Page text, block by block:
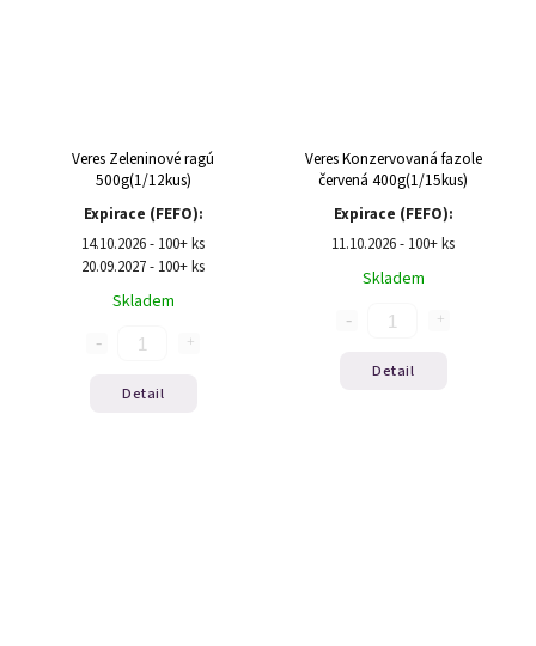
Veres Zeleninové ragú
500g(1/12kus)
Expirace (FEFO):
14.10.2026 - 100+ ks
20.09.2027 - 100+ ks
Skladem
Detail
Veres Konzervovaná fazole
červená 400g(1/15kus)
Expirace (FEFO):
11.10.2026 - 100+ ks
Skladem
Detail